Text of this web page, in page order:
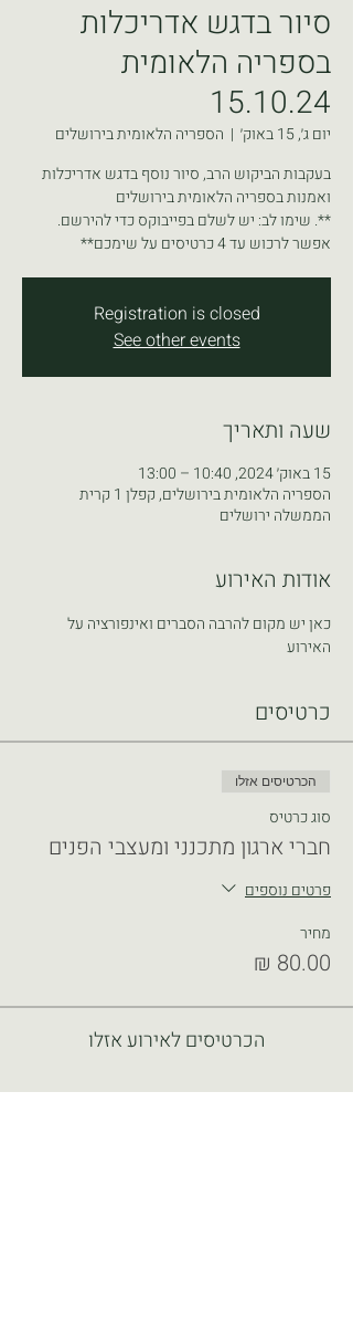
סיור בדגש אדריכלות
בספריה הלאומית
15.10.24
יום ג׳, 15 באוק׳
  |
הספריה הלאומית בירושלים
בעקבות הביקוש הרב, סיור נוסף בדגש אדריכלות
**. שימו לב: יש לשלם בפייבוקס כדי להירשם.
אפשר לרכוש עד 4 כרטיסים על שימכם**
Registration is closed
See other events
שעה ותאריך
15 באוק׳ 2024, 10:40 – 13:00
הספריה הלאומית בירושלים, קפלן 1 קרית
הממשלה ירושלים
אודות האירוע
כאן יש מקום להרבה הסברים ואינפורציה על
האירוע
כרטיסים
הכרטיסים אזלו
סוג כרטיס
חברי ארגון מתכנני ומעצבי הפנים
פרטים נוספים
מחיר
הכרטיסים לאירוע אזלו